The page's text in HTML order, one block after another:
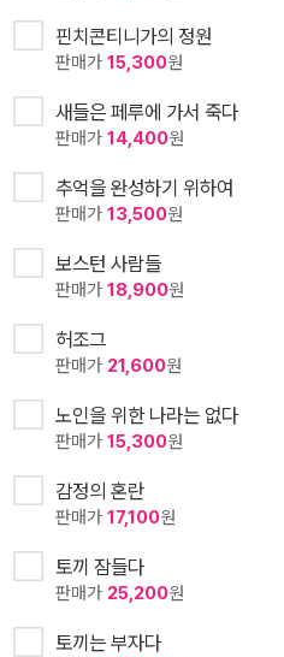
핀치콘티니가의 정원
판매가 15,300원
새들은 페루에 가서 죽다
판매가 14,400원
추억을 완성하기 위하여
판매가 13,500원
보스턴 사람들
판매가 18,900원
허조그
판매가 21,600원
노인을 위한 나라는 없다
판매가 15,300원
감정의 혼란
판매가 17,100원
토끼 잠들다
판매가 25,200원
토끼는 부자다